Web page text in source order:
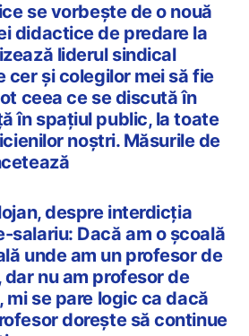
se vorbește de o nouă
didactice de predare la
liderul sindical
cer și colegilor mei să fie
ceea ce se discută în
în spațiul public, la toate
noștri. Măsurile de
despre interdicția
salariu: Dacă am o școală
unde am un profesor de
nu am profesor de
se pare logic ca dacă
dorește să continue